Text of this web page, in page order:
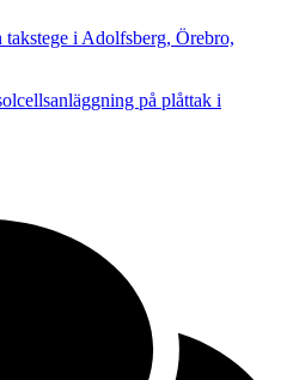
i Adolfsberg, Örebro,
på plåttak i